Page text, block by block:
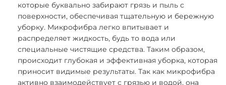
которые буквально забирают грязь и пыль с
поверхности, обеспечивая тщательную и бережную
уборку. Микрофибра легко впитывает и
распределяет жидкость, будь то вода или
специальные чистящие средства. Таким образом,
происходит глубокая и эффективная уборка, которая
приносит видимые результаты. Так как микрофибра
активно взаимодействует с грязью и водой, она